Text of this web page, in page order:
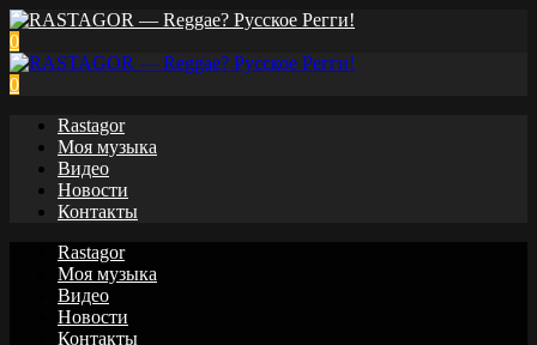
0
0
Rastagor
Моя музыка
Видео
Новости
Контакты
Rastagor
Моя музыка
Видео
Новости
Контакты